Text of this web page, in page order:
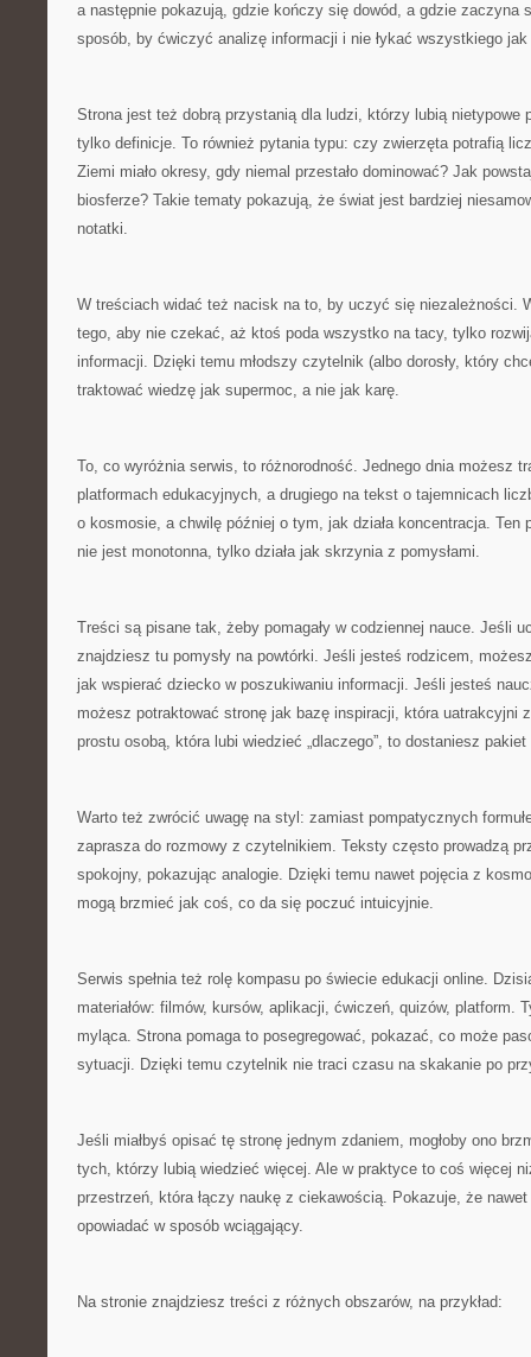
a następnie pokazują, gdzie kończy się dowód, a gdzie zaczyna
sposób, by ćwiczyć analizę informacji i nie łykać wszystkiego
Strona jest też dobrą przystanią dla ludzi, którzy lubią nietypowe
tylko definicje. To również pytania typu: czy zwierzęta potrafią
Ziemi miało okresy, gdy niemal przestało dominować? Jak
biosferze? Takie tematy pokazują, że świat jest bardziej
notatki.
W treściach widać też nacisk na to, by uczyć się niezależności.
tego, aby nie czekać, aż ktoś poda wszystko na tacy, tylko
informacji. Dzięki temu młodszy czytelnik (albo dorosły, który
traktować wiedzę jak supermoc, a nie jak karę.
To, co wyróżnia serwis, to różnorodność. Jednego dnia możesz
platformach edukacyjnych, a drugiego na tekst o tajemnicach
o kosmosie, a chwilę później o tym, jak działa koncentracja. Ten
nie jest monotonna, tylko działa jak skrzynia z pomysłami.
Treści są pisane tak, żeby pomagały w codziennej nauce. Jeśli
znajdziesz tu pomysły na powtórki. Jeśli jesteś rodzicem,
jak wspierać dziecko w poszukiwaniu informacji. Jeśli jesteś
możesz potraktować stronę jak bazę inspiracji, która uatrakcyjni
prostu osobą, która lubi wiedzieć „dlaczego”, to dostaniesz
Warto też zwrócić uwagę na styl: zamiast pompatycznych
zaprasza do rozmowy z czytelnikiem. Teksty często prowadzą
spokojny, pokazując analogie. Dzięki temu nawet pojęcia z
mogą brzmieć jak coś, co da się poczuć intuicyjnie.
Serwis spełnia też rolę kompasu po świecie edukacji online.
materiałów: filmów, kursów, aplikacji, ćwiczeń, quizów, platform.
myląca. Strona pomaga to posegregować, pokazać, co może
sytuacji. Dzięki temu czytelnik nie traci czasu na skakanie po
Jeśli miałbyś opisać tę stronę jednym zdaniem, mogłoby ono
tych, którzy lubią wiedzieć więcej. Ale w praktyce to coś więcej
przestrzeń, która łączy naukę z ciekawością. Pokazuje, że
opowiadać w sposób wciągający.
Na stronie znajdziesz treści z różnych obszarów, na przykład: